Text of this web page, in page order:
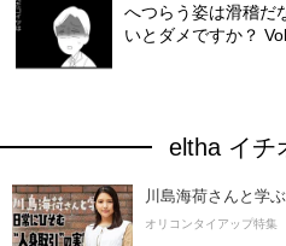
へつらう姿は滑稽だ
いとダメですか？
eltha イチ
川島海荷さんと学
オリコンタイアップ特集